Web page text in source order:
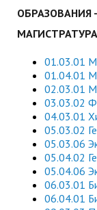
ОБРАЗОВАНИЯ
01.03.01
01.04.01
02.03.01
03.03.02
04.03.01
05.03.02
05.03.06
05.04.02
05.04.06
06.03.01
06.04.01